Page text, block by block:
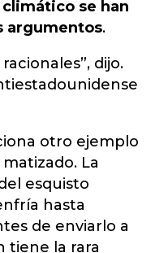
se han
argumentos.
dijo.
otro ejemplo
La
esquisto
hasta
de enviarlo a
tiene la rara